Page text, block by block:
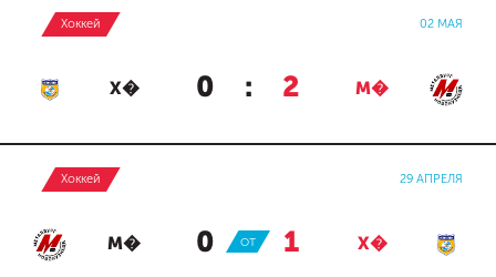
Хоккей 02 МАЯ
Х� 0 : 2 М�
Хоккей 29 АПРЕЛЯ
М� 0 : 1 Х�
ОТ